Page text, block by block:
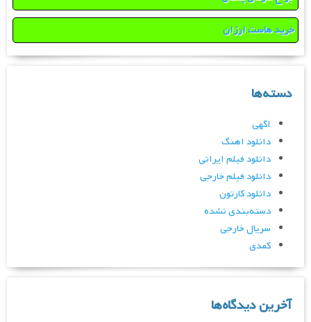
خرید هاست ارزان
دسته‌ها
اگهی
دانلود اهنگ
دانلود فیلم ایرانی
دانلود فیلم خارجی
دانلود کارتون
دسته‌بندی نشده
سریال خارجی
کمدی
آخرین دیدگاه‌ها